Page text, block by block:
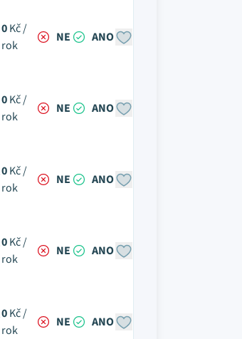
0Kč /
rok
NE ANO
0Kč /
rok
NE ANO
0Kč /
rok
NE ANO
0Kč /
rok
NE ANO
0Kč /
rok
NE ANO